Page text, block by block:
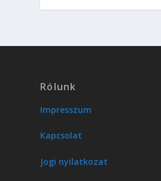
Rólunk
Impresszum
Kapcsolat
Jogi nyilatkozat